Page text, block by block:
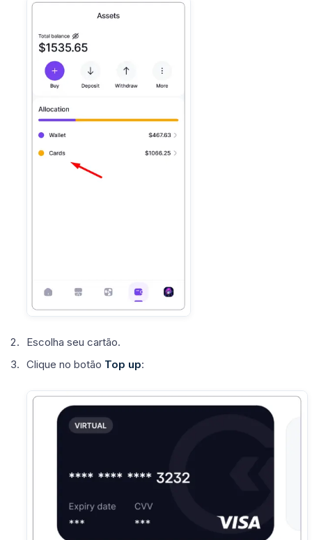
Escolha seu cartão.
Clique no botão Top up: